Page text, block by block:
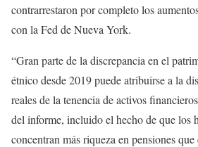
contrarrestaron por completo los
con la Fed de Nueva York.
“Gran parte de la discrepancia en el
étnico desde 2019 puede atribuirse a la
reales de la tenencia de activos
del informe, incluido el hecho de que los
concentran más riqueza en pensiones